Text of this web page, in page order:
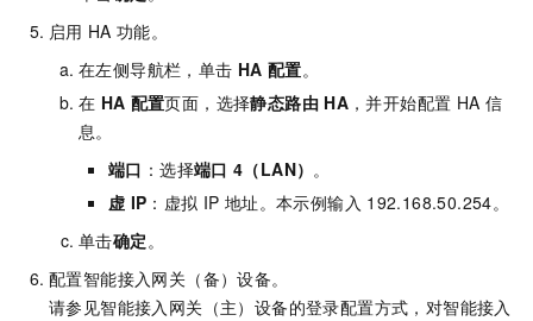
启用 HA 功能。
在左侧导航栏，单击 HA 配置。
在 HA 配置页面，选择静态路由 HA ，并开始配置 HA 信
息。
端口 ：选择端口 4（LAN） 。
虚 IP ：虚拟 IP 地址。本示例输入 192.168.50.254。
单击确定 。
配置智能接入网关（备）设备。
请参见智能接入网关（主）设备的登录配置方式，对智能接入